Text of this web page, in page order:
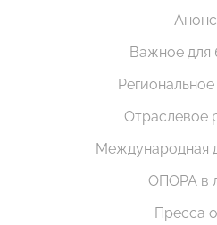
Важное для
Отраслевое
Международная
ОПОРА в
Пресса